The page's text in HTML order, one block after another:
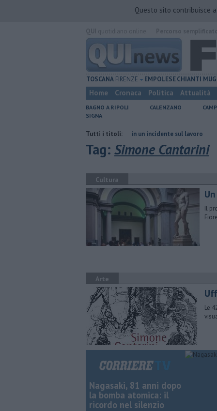
Questo sito contribuisce
TOSCANA FIRENZE EMPOLESECHIANTI
Home Cronaca Politica Attualità
BAGNO A RIPOLI CALENZANO
SIGNA
Tutti i titoli:
Muore a 61 anni in un incidente sul lavoro Per
Tag: Simone Cantarini
Cultura
Il
Arte
Le
Nagasaki, 81 anni dopo
la bomba atomica: il
ricordo nel silenzio